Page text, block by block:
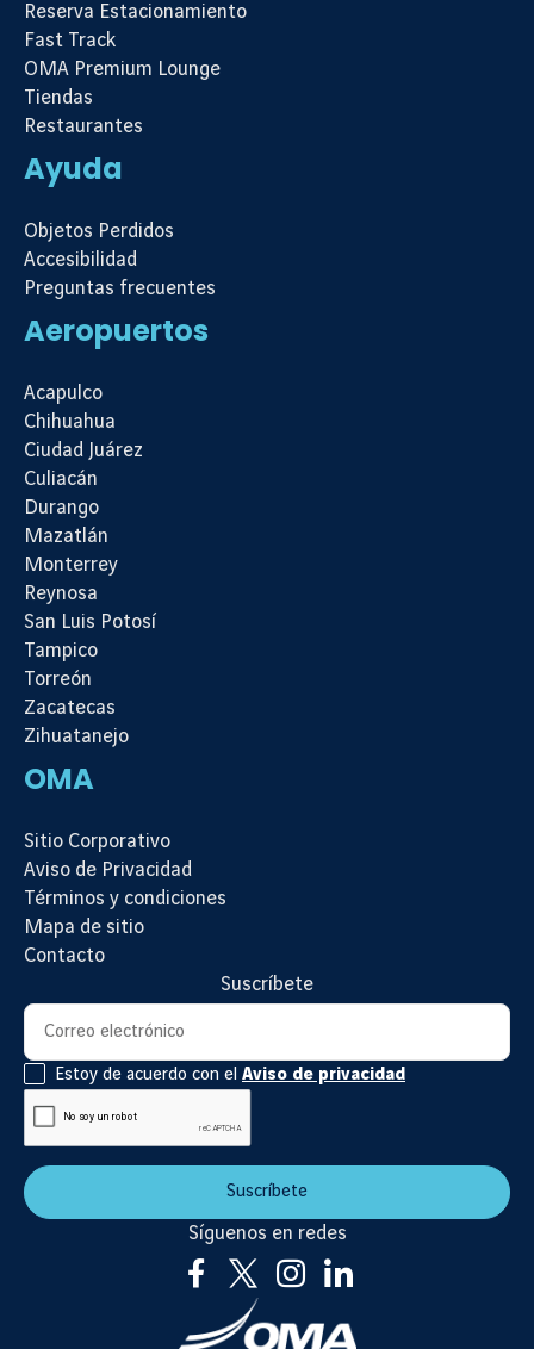
Reserva Estacionamiento
Fast Track
OMA Premium Lounge
Tiendas
Restaurantes
Ayuda
Objetos Perdidos
Accesibilidad
Preguntas frecuentes
Aeropuertos
Acapulco
Chihuahua
Ciudad Juárez
Culiacán
Durango
Mazatlán
Monterrey
Reynosa
San Luis Potosí
Tampico
Torreón
Zacatecas
Zihuatanejo
OMA
Sitio Corporativo
Aviso de Privacidad
Términos y condiciones
Mapa de sitio
Contacto
Suscríbete
Suscripción al newsletter
Correo electrónico
Estoy de acuerdo con el Aviso de privacidad
Suscríbete
Síguenos en redes